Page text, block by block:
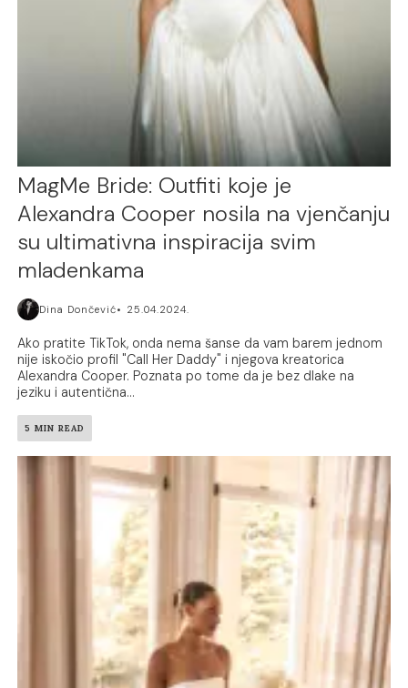
MagMe Bride: Outfiti koje je
Alexandra Cooper nosila na vjenčanju
su ultimativna inspiracija svim
mladenkama
Dina Dončević 25.04.2024.
Ako pratite TikTok, onda nema šanse da vam barem jednom
nije iskočio profil "Call Her Daddy" i njegova kreatorica
Alexandra Cooper. Poznata po tome da je bez dlake na
jeziku i autentična...
5 MIN READ